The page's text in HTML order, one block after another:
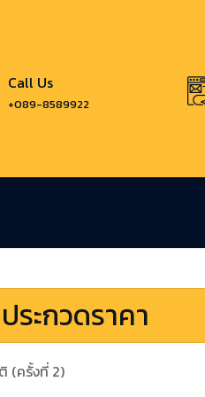
Call Us
+089-8589922
ระกวดราคา
(ครั้งที่ 2)